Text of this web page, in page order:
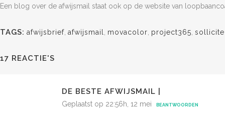
Een blog over de afwijsmail staat ook op de website van
TAGS: afwijsbrief afwijsmail movacolor project365
17 REACTIE'S
DE BESTE AFWIJSMAIL |
Geplaatst op 22:56h, 12 mei BEANTWOORDEN